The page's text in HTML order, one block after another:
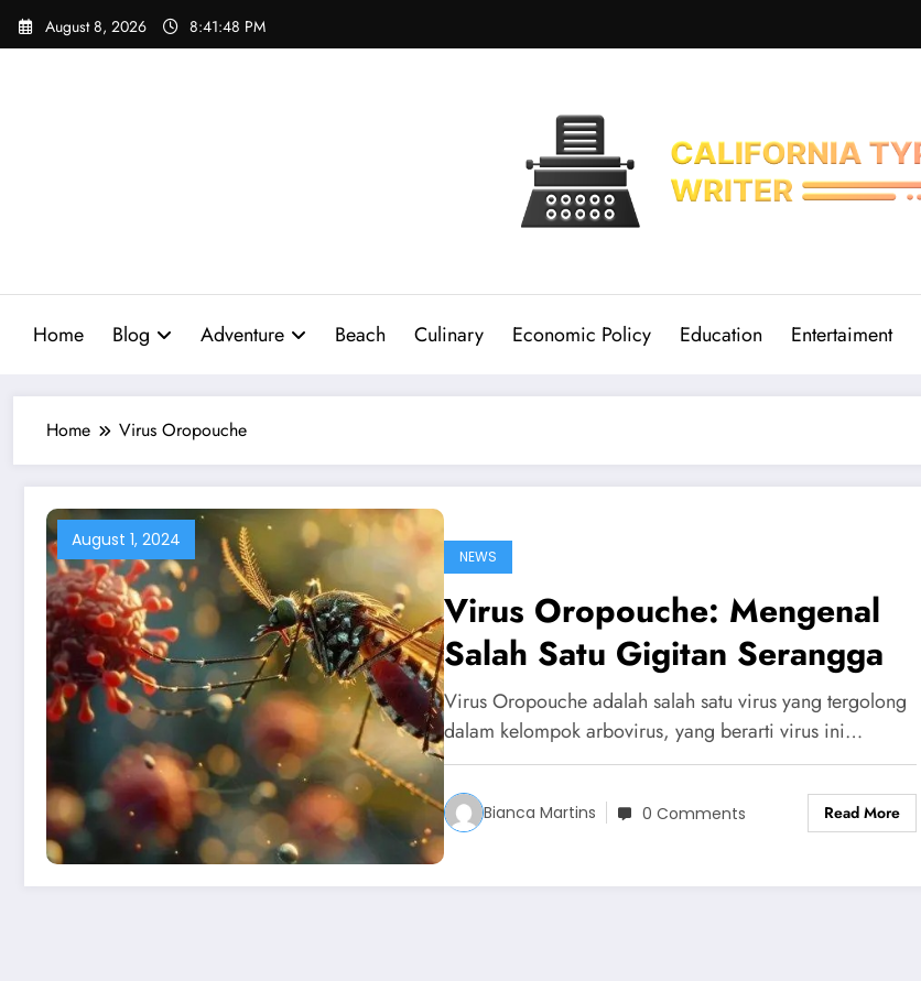
Skip
August 8, 2026 8:41:49 PM
Home Blog Adventure Beach Culinary Economic Policy Education Entertaiment
Home Virus Oropouche
August 1, 2024
NEWS
Virus Oropouche: Mengenal
Salah Satu Gigitan Serangga
Virus Oropouche adalah salah satu virus yang tergolong
dalam kelompok arbovirus, yang berarti virus ini…
Bianca Martins 0 Comments Read More